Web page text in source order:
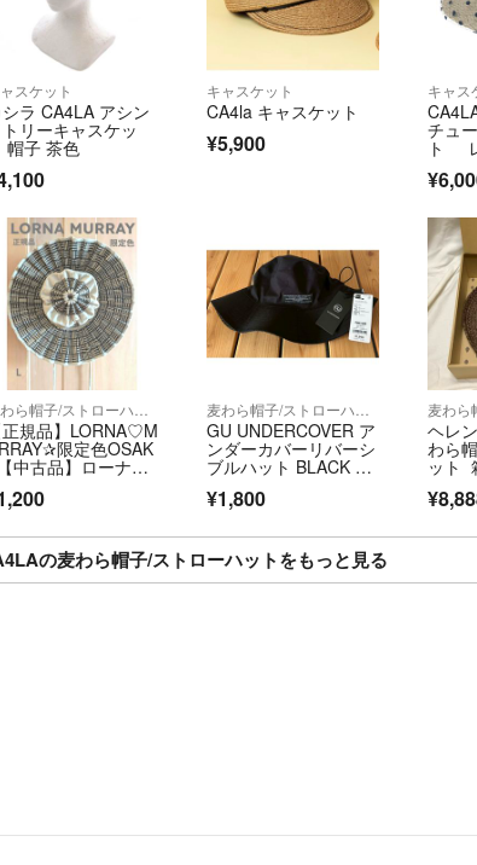
ショップ整理：取引
等は**「評価一覧」**
【お願い事項】
トラブル防止のた
評価0の方、数字の
お願いします。
コンビニ払いの方は
【配送・保管】
全品送料無料 / ペッ
型崩れを抑えるため
赦ください）。
迅速・丁寧な対応を
スケット
ラ CA4LA アシン
トリーキャスケッ
帽子 茶色
キャスケット
CA4la キャスケット
¥5,900
キャス
チュ
ト
ロン
ース /
正規品】LORNA♡M
限定色OSAK
中古品】ローナマ
レイ
GU UNDERCOVER ア
ンダーカバーリバーシ
ブルハット BLACK ブ
ラック 黒
¥1,800
ヘレ
わら
ット
の麦わら帽子/ストローハットをもっと見る